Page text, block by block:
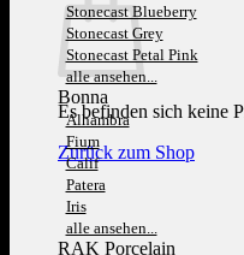
Es befinden sich keine
Zurück zum Shop
Stonecast Blueberry
Stonecast Grey
Stonecast Petal Pink
alle ansehen...
Bonna
Alhambra
Fium
Calif
Patera
Iris
alle ansehen...
RAK Porcelain